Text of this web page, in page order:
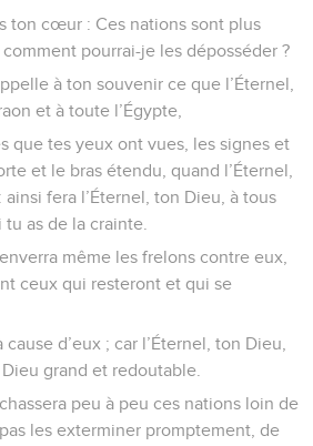
ton cœur : Ces nations sont plus
pourrai-je les déposséder ?
à ton souvenir ce que l’Éternel,
et à toute l’Égypte,
que tes yeux ont vues, les signes et
et le bras étendu, quand l’Éternel,
ainsi fera l’Éternel, ton Dieu, à tous
as de la crainte.
même les frelons contre eux,
ceux qui resteront et qui se
d’eux ; car l’Éternel, ton Dieu,
grand et redoutable.
peu à peu ces nations loin de
les exterminer promptement, de